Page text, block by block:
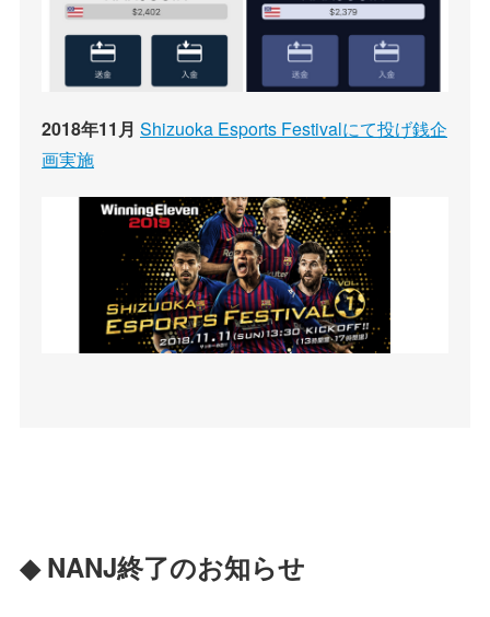
2018年11月 Shizuoka Esports Festivalにて投げ銭企
画実施
◆ NANJ終了のお知らせ